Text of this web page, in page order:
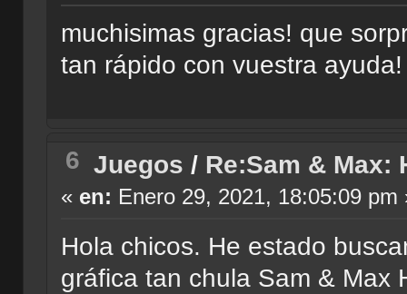
muchisimas gracias! que
tan rápido con vuestra
6 Juegos / Re:Sam & Max:
« en: Enero 29, 2021, 18:05:09 pm
Hola chicos. He estado
gráfica tan chula Sam & Max